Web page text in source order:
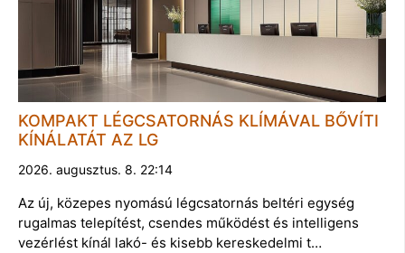
KOMPAKT LÉGCSATORNÁS KLÍMÁVAL BŐVÍTI
KÍNÁLATÁT AZ LG
2026. augusztus. 8. 22:14
Az új, közepes nyomású légcsatornás beltéri egység
rugalmas telepítést, csendes működést és intelligens
vezérlést kínál lakó- és kisebb kereskedelmi t…